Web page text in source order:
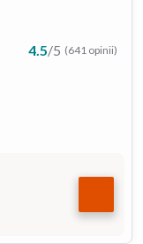
4.5/5 (641 opinii)